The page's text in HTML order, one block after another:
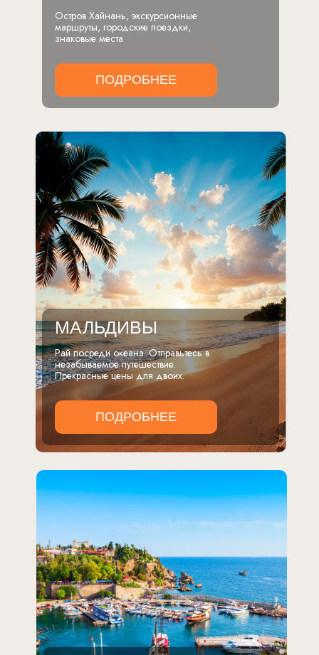
Остров Хайнань, экскурсионные
маршруты, городские поездки,
знаковые места
ПОДРОБНЕЕ
МАЛЬДИВЫ
Рай посреди океана. Отправьтесь в
незабываемое путешествие.
Прекрасные цены для двоих.
ПОДРОБНЕЕ